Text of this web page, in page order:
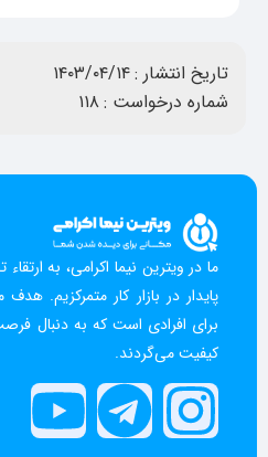
تاریخ انتشار :۱۴۰۳/۰۴/۱۴
شماره درخواست :۱۱۸
ما در ویترین نیما اکرامی، به
پایدار در بازار کار متمرکزیم.
برای افرادی است که به دنبال
کیفیت می‌گردند.